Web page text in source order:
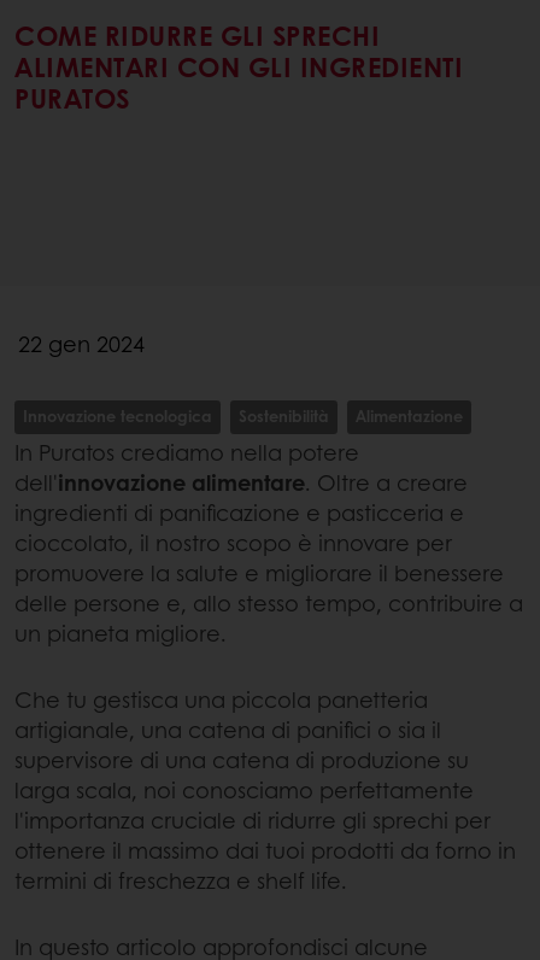
COME RIDURRE GLI SPRECHI
ALIMENTARI CON GLI INGREDIENTI
PURATOS
22 gen 2024
Innovazione tecnologica Sostenibilità Alimentazione
In Puratos crediamo nella potere
dell'innovazione alimentare. Oltre a creare
ingredienti di panificazione e pasticceria e
cioccolato, il nostro scopo è innovare per
promuovere la salute e migliorare il benessere
delle persone e, allo stesso tempo, contribuire a
un pianeta migliore.
Che tu gestisca una piccola panetteria
artigianale, una catena di panifici o sia il
supervisore di una catena di produzione su
larga scala, noi conosciamo perfettamente
l'importanza cruciale di ridurre gli sprechi per
ottenere il massimo dai tuoi prodotti da forno in
termini di freschezza e shelf life.
In questo articolo approfondisci alcune